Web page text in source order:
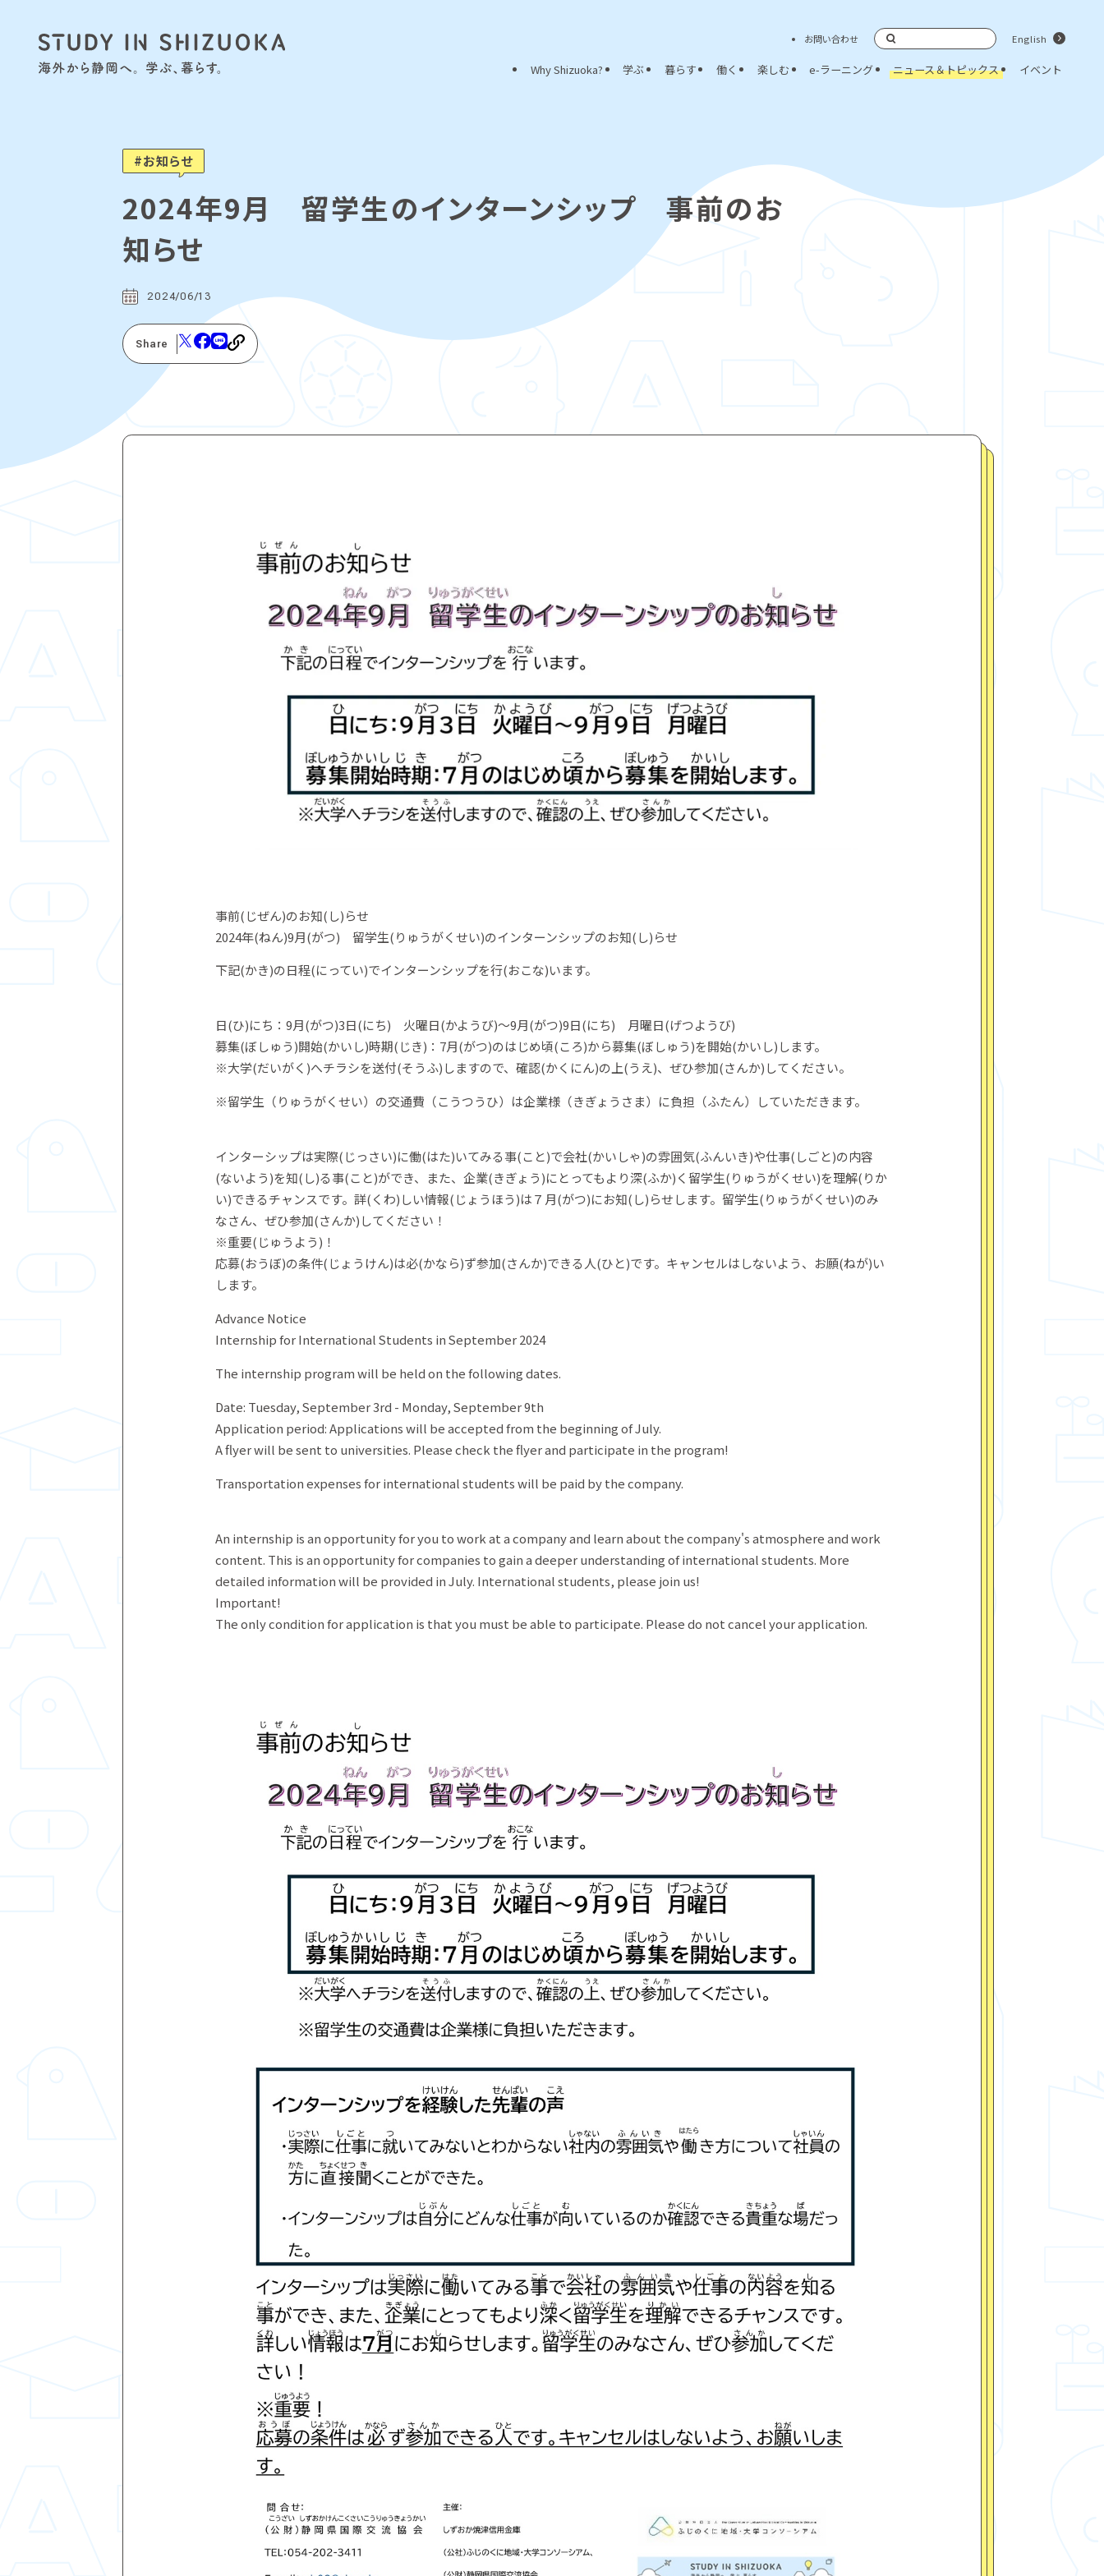
Why Shizuoka? 学ぶ 暮らす 働く 楽しむ e-ラーニング ニュース＆トピックス イベント
お問い合わせ English
お知らせ
2024年9月 留学生のインターンシップ 事前のお
知らせ
2024/06/13
Share
事前(じぜん)のお知(し)らせ
2024年(ねん)9月(がつ) 留学生(りゅうがくせい)のインターンシップのお知(し)らせ
下記(かき)の日程(にってい)でインターンシップを行(おこな)います。
日(ひ)にち：9月(がつ)3日(にち) 火曜日(かようび)～9月(がつ)9日(にち) 月曜日(げつようび)
募集(ぼしゅう)開始(かいし)時期(じき)：7月(がつ)のはじめ頃(ころ)から募集(ぼしゅう)を開始(かいし)します。
※大学(だいがく)へチラシを送付(そうふ)しますので、確認(かくにん)の上(うえ)、ぜひ参加(さんか)してください。
※留学生（りゅうがくせい）の交通費（こうつうひ）は企業様（きぎょうさま）に負担（ふたん）していただきます。
インターシップは実際(じっさい)に働(はた)いてみる事(こと)で会社(かいしゃ)の雰囲気(ふんいき)や仕事(しごと)の内容
(ないよう)を知(し)る事(こと)ができ、また、企業(きぎょう)にとってもより深(ふか)く留学生(りゅうがくせい)を理解(りか
い)できるチャンスです。詳(くわ)しい情報(じょうほう)は７月(がつ)にお知(し)らせします。留学生(りゅうがくせい)のみ
なさん、ぜひ参加(さんか)してください！
※重要(じゅうよう)！
応募(おうぼ)の条件(じょうけん)は必(かなら)ず参加(さんか)できる人(ひと)です。キャンセルはしないよう、お願(ねが)い
します。
Advance Notice
Internship for International Students in September 2024
The internship program will be held on the following dates.
Date: Tuesday, September 3rd - Monday, September 9th
Application period: Applications will be accepted from the beginning of July.
A flyer will be sent to universities. Please check the flyer and participate in the program!
Transportation expenses for international students will be paid by the company.
An internship is an opportunity for you to work at a company and learn about the company's atmosphere and work
content. This is an opportunity for companies to gain a deeper understanding of international students. More
detailed information will be provided in July. International students, please join us!
Important!
The only condition for application is that you must be able to participate. Please do not cancel your application.